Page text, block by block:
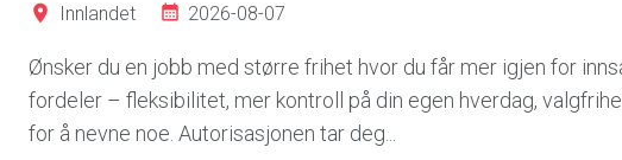
Innlandet 2026-08-07
Ønsker du en jobb med større frihet hvor du får mer igjen for
fordeler – fleksibilitet, mer kontroll på din egen hverdag,
for å nevne noe. Autorisasjonen tar deg...